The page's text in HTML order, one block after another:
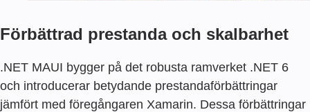
Förbättrad prestanda och skalbarhet
.NET MAUI bygger på det robusta ramverket .NET 6
och introducerar betydande prestandaförbättringar
jämfört med föregångaren Xamarin. Dessa förbättringar